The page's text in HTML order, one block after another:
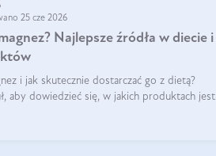
25 cze 2026
Najlepsze źródła w diecie i
i jak skutecznie dostarczać go z dietą?
aby dowiedzieć się, w jakich produktach jest